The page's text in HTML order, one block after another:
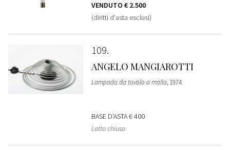
VENDUTO € 2.500
(diritti d'asta esclusi)
109
ANGELO MANGIAROTTI
Lampada da tavolo a molla, 1974
BASE D'ASTA€ 400
Lotto chiuso